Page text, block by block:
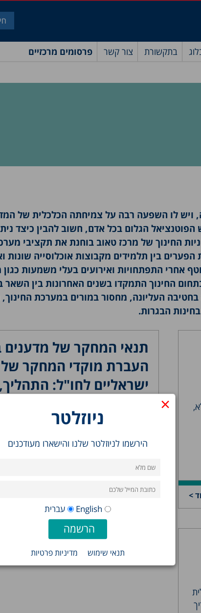
בתקשורת צור קשר פרסומים מרכזיים
×
ניוזלטר
הירשמו לניוזלטר שלנו והישארו מעודכנים
English עברית
תנאי שימוש מדיניות פרטיות
ויש לו השפעה רבה על צמיחתה הכלכלית של
הגלום בכל אדם, חשוב להבין כיצד
החינוך של מרכז טאוב בוחנת את תקציבי
בין תלמידים מקבוצות אוכלוסייה שונות
התפתחויות ואירועים בעלי משמעות כגון
החינוך התמקדו בשנים האחרונות בין השאר
בחטיבה העליונה, מחסור במורים במערכת
>
תנאי המחקר של מדענים
העברת מוקדי המחקר של
ישראליים לחו"ל: התהליך,
המחקר מנסה לבדוק, האמנם קיימת
כמו7ת, לביצוע מחקרים של חוקרים
גדעון שפסקי